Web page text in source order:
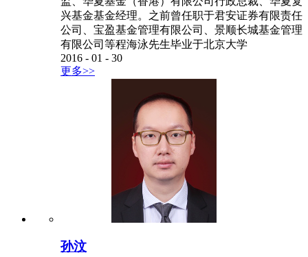
兴基金基金经理。之前曾任职于君安证券有限责任
公司、宝盈基金管理有限公司、景顺长城基金管理
有限公司等程海泳先生毕业于北京大学
2016 - 01 - 30
更多>>
孙汶